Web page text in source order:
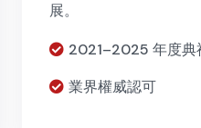
展。
2021–2025 年度典
業界權威認可